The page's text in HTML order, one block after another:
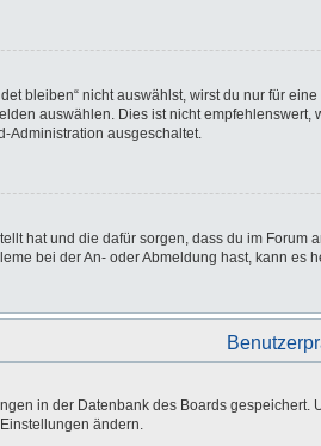
bleiben“ nicht auswählst, wirst du nur für
auswählen. Dies ist nicht
Administration ausgeschaltet.
hat und die dafür sorgen, dass du im
bei der An- oder Abmeldung hast, kann es
in der Datenbank des Boards
ändern.